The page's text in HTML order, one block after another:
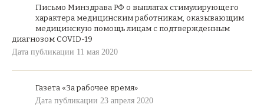
Письмо Минздрава РФ о выплатах стимулирующего
характера медицинским работникам, оказывающим
медицинскую помощь лицам с подтвержденным
диагнозом COVID-19
Дата публикации 11 мая 2020
Газета «За рабочее время»
Дата публикации 23 апреля 2020